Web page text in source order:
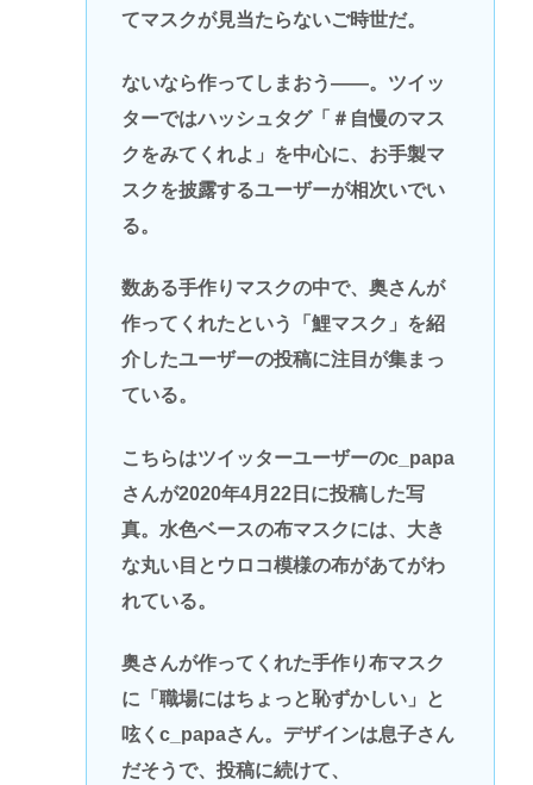
てマスクが見当たらないご時世だ。
ないなら作ってしまおう――。ツイッ
ターではハッシュタグ「＃自慢のマス
クをみてくれよ」を中心に、お手製マ
スクを披露するユーザーが相次いでい
る。
数ある手作りマスクの中で、奥さんが
作ってくれたという「鯉マスク」を紹
介したユーザーの投稿に注目が集まっ
ている。
こちらはツイッターユーザーのc_papa
さんが2020年4月22日に投稿した写
真。水色ベースの布マスクには、大き
な丸い目とウロコ模様の布があてがわ
れている。
奥さんが作ってくれた手作り布マスク
に「職場にはちょっと恥ずかしい」と
呟くc_papaさん。デザインは息子さん
だそうで、投稿に続けて、